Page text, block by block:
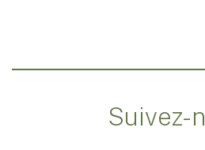
Suivez-